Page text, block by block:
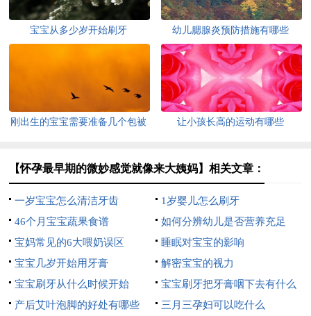
宝宝从多少岁开始刷牙 幼儿腮腺炎预防措施有哪些
刚出生的宝宝需要准备几个包被 让小孩长高的运动有哪些
【怀孕最早期的微妙感觉就像来大姨妈】相关文章：
一岁宝宝怎么清洁牙齿
1岁婴儿怎么刷牙
46个月宝宝蔬果食谱
如何分辨幼儿是否营养充足
宝妈常见的6大喂奶误区
睡眠对宝宝的影响
宝宝几岁开始用牙膏
解密宝宝的视力
宝宝刷牙从什么时候开始
宝宝刷牙把牙膏咽下去有什么
危害
产后艾叶泡脚的好处有哪些 三月三孕妇可以吃什么